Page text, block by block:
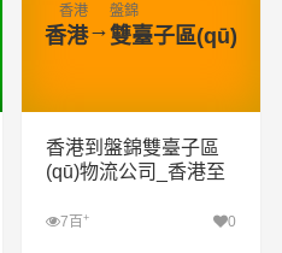
香港
香港→
盤錦
雙臺子區(qū)
香港到盤錦雙臺子區
(qū)物流公司_香港至
專線
7百+ 0